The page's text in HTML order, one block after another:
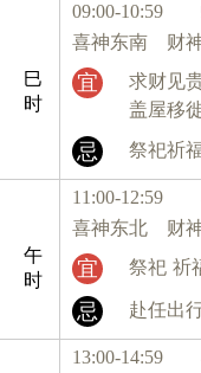
巳
时
09:00-10:59
喜神东南 财
宜 求财见
盖屋移
忌 祭祀祈
午
时
11:00-12:59
喜神东北 财
宜 祭祀 祈
忌 赴任出
13:00-14:59